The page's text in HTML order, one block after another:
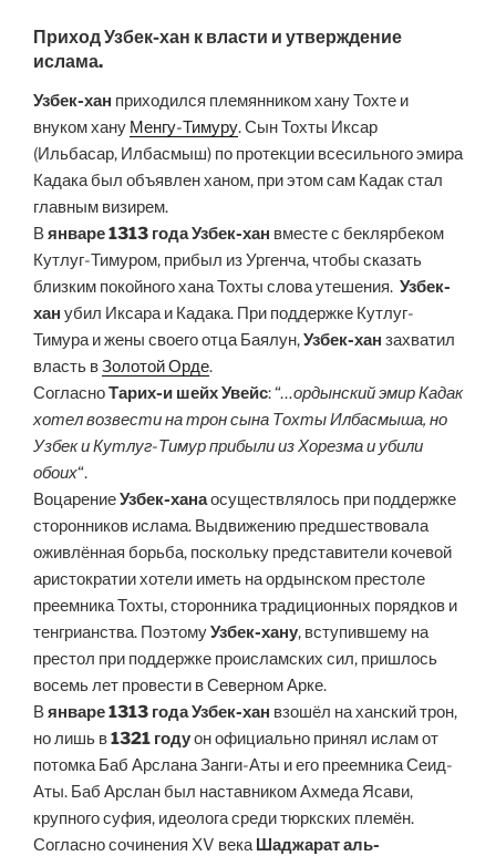
Приход Узбек-хан к власти и утверждение
ислама.
Узбек-хан приходился племянником хану Тохте и
внуком хану Менгу-Тимуру. Сын Тохты Иксар
(Ильбасар, Илбасмыш) по протекции всесильного эмира
Кадака был объявлен ханом, при этом сам Кадак стал
главным визирем.
Вянваре 1313 годаУзбек-хан вместе с беклярбеком
Кутлуг-Тимуром, прибыл из Ургенча, чтобы сказать
близким покойного хана Тохты слова утешения. Узбек-
хан убил Иксара и Кадака. При поддержке Кутлуг-
Тимура и жены своего отца Баялун,Узбек-хан захватил
власть вЗолотой Орде.
СогласноТарих-и шейх Увейс: “…ордынский эмир Кадак
хотел возвести на трон сына Тохты Илбасмыша, но
Узбек и Кутлуг-Тимур прибыли из Хорезма и убили
обоих“.
ВоцарениеУзбек-ханаосуществлялось при поддержке
сторонников ислама. Выдвижению предшествовала
оживлённая борьба, поскольку представители кочевой
аристократии хотели иметь на ордынском престоле
преемника Тохты, сторонника традиционных порядков и
тенгрианства. ПоэтомуУзбек-хану, вступившему на
престол при поддержке происламских сил, пришлось
восемь лет провести в Северном Арке.
Вянваре 1313 годаУзбек-хан взошёл на ханский трон,
но лишь в1321 годуон официально принял ислам от
потомка Баб Арслана Занги-Аты и его преемника Сеид-
Аты. Баб Арслан был наставником Ахмеда Ясави,
крупного суфия, идеолога среди тюркских племён.
Согласно сочинения XV векаШаджарат аль-